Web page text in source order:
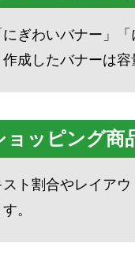
にぎわいバナー」
成したバナーは
ッピング商
ト割合やレイア
。